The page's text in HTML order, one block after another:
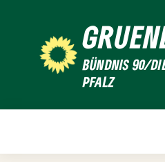
BÜNDNIS 90/
PFALZ